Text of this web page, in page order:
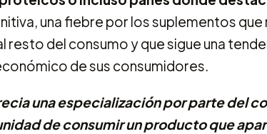
una fiebre por los suplementos que
resto del consumo y que sigue una
de sus consumidores.
una especialización por parte del
de consumir un producto que